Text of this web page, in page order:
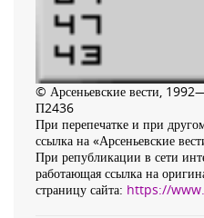
© Арсеньевские вести,
П2436
При перепечатке и при
ссылка на «Арсеньевские
При републикации в сети
работающая ссылка на
страницу сайта: https://